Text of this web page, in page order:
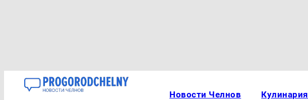
Новости Челнов Кулинария